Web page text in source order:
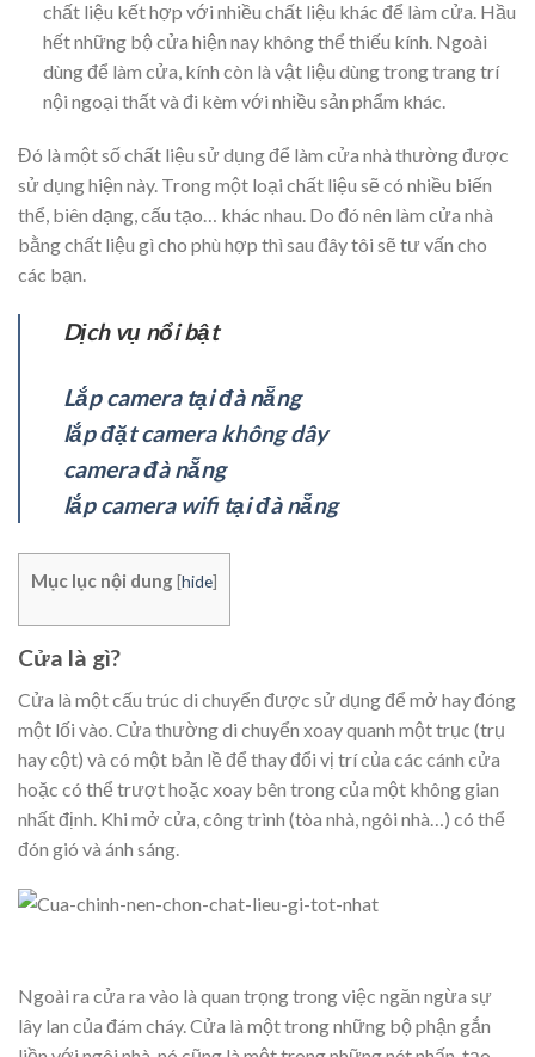
chất liệu kết hợp với nhiều chất liệu khác để làm cửa. Hầu
hết những bộ cửa hiện nay không thể thiếu kính. Ngoài
dùng để làm cửa, kính còn là vật liệu dùng trong trang trí
nội ngoại thất và đi kèm với nhiều sản phẩm khác.
Đó là một số chất liệu sử dụng để làm cửa nhà thường được
sử dụng hiện này. Trong một loại chất liệu sẽ có nhiều biến
thể, biên dạng, cấu tạo… khác nhau. Do đó nên làm cửa nhà
bằng chất liệu gì cho phù hợp thì sau đây tôi sẽ tư vấn cho
các bạn.
Dịch vụ nổi bật
Lắp camera tại đà nẵng
lắp đặt camera không dây
camera đà nẵng
lắp camera wifi tại đà nẵng
Mục lục nội dung[hide]
Cửa là gì?
Cửa là một cấu trúc di chuyển được sử dụng để mở hay đóng
một lối vào. Cửa thường di chuyển xoay quanh một trục (trụ
hay cột) và có một bản lề để thay đổi vị trí của các cánh cửa
hoặc có thể trượt hoặc xoay bên trong của một không gian
nhất định. Khi mở cửa, công trình (tòa nhà, ngôi nhà…) có thể
đón gió và ánh sáng.
Ngoài ra cửa ra vào là quan trọng trong việc ngăn ngừa sự
lây lan của đám cháy. Cửa là một trong những bộ phận gắn